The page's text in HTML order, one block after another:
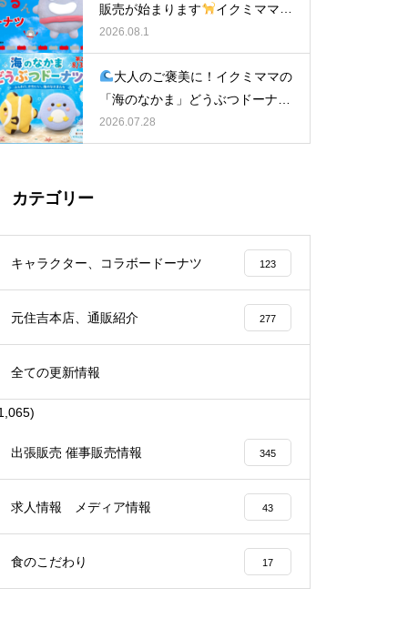
販売が始まります
イクミママの
どうぶつドーナツ
2026.08.1
大人のご褒美に！イクミママの
「海のなかま」どうぶつドーナツ
が元住吉に登場
2026.07.28
カテゴリー
キャラクター、コラボードーナツ 123
元住吉本店、通販紹介 277
全ての更新情報
出張販売 催事販売情報 345
求人情報 メディア情報 43
食のこだわり 17